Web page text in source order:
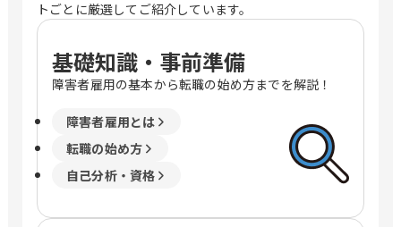
トごとに厳選してご紹介しています。
基礎知識・事前準備
障害者雇用の基本から転職の始め方までを解説！
障害者雇用とは
転職の始め方
自己分析・資格